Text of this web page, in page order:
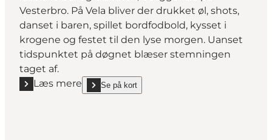
Vesterbro. På Vela bliver der drukket øl, shots,
danset i baren, spillet bordfodbold, kysset i
krogene og festet til den lyse morgen. Uanset
tidspunktet på døgnet blæser stemningen
taget af.
Læs mere
Læs mere "Vela" Se på kort
show Vela on_map